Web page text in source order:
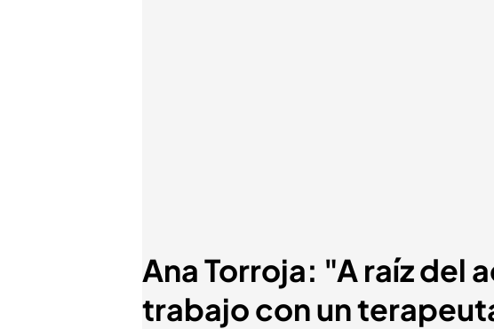
Ana Torroja: "A raíz del
trabajo con un